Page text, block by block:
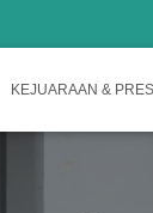
KEJUARAAN &